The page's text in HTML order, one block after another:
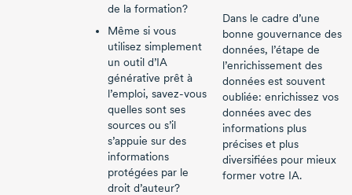
de la formation?
Même si vous
utilisez simplement
un outil d’IA
générative prêt à
l’emploi, savez-vous
quelles sont ses
sources ou s’il
s’appuie sur des
informations
protégées par le
droit d’auteur?
Dans le cadre d’une
bonne gouvernance des
données, l’étape de
l’enrichissement des
données est souvent
oubliée: enrichissez vos
données avec des
informations plus
précises et plus
diversifiées pour mieux
former votre IA.